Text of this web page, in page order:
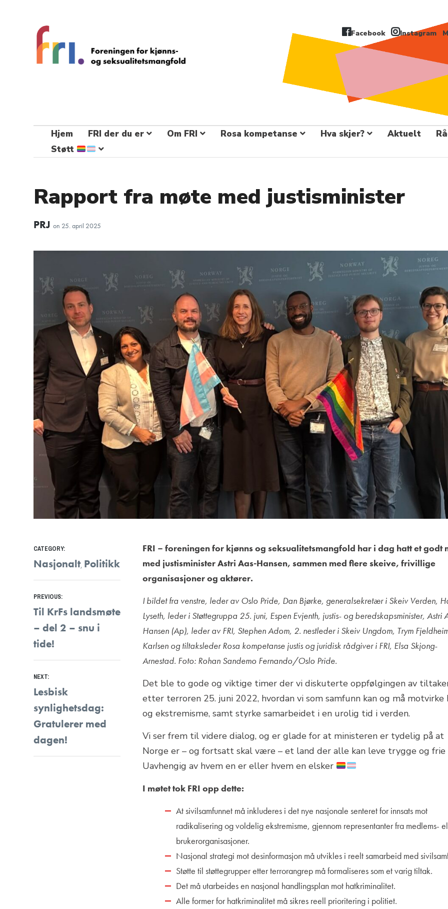
Facebook Instagram
Hjem FRI der du er Om FRI Rosa kompetanse Hva skjer? Aktuelt
Støtt
Rapport fra møte med justisminister
PRJon 25. april 2025
FRI – foreningen for kjønns og seksualitetsmangfold har i dag hatt et godt
med justisminister Astri Aas-Hansen, sammen med flere skeive, frivillige
organisasjoner og aktører.
I bildet fra venstre, leder av Oslo Pride, Dan Bjørke, generalsekretær i Skeiv Verden,
Lyseth, leder i Støttegruppa 25. juni, Espen Evjenth, justis- og beredskapsminister, Astri
Hansen (Ap), leder av FRI, Stephen Adom, 2. nestleder i Skeiv Ungdom, Trym
Karlsen og tiltaksleder Rosa kompetanse justis og juridisk rådgiver i FRI, Elsa Skjong-
Arnestad. Foto: Rohan Sandemo Fernando/Oslo Pride.
Det ble to gode og viktige timer der vi diskuterte oppfølgingen av
etter terroren 25. juni 2022, hvordan vi som samfunn kan og må motvirke
og ekstremisme, samt styrke samarbeidet i en urolig tid i verden.
Vi ser frem til videre dialog, og er glade for at ministeren er tydelig på at
Norge er – og fortsatt skal være – et land der alle kan leve trygge og frie
Uavhengig av hvem en er eller hvem en elsker
I møtet tok FRI opp dette:
At sivilsamfunnet må inkluderes i det nye nasjonale senteret for innsats mot
radikalisering og voldelig ekstremisme, gjennom representanter fra medlems-
brukerorganisasjoner.
Nasjonal strategi mot desinformasjon må utvikles i reelt samarbeid med
Støtte til støttegrupper etter terrorangrep må formaliseres som et varig tiltak.
Det må utarbeides en nasjonal handlingsplan mot hatkriminalitet.
Alle former for hatkriminalitet må sikres reell prioritering i politiet.
CATEGORY:
Nasjonalt, Politikk
Innleggsnavigasjon
PREVIOUS:
Previous
post:
Til KrFs landsmøte
– del 2 – snu i
tide!
NEXT:
Next
post:
Lesbisk
synlighetsdag:
Gratulerer med
dagen!